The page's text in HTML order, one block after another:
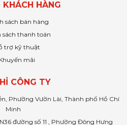
KHÁCH HÀNG
sách bán hàng
sách thanh toán
trợ kỹ thuật
mãi
CÔNG TY
Phường Vườn Lài, Thành phố Hồ Chí
Minh
đường số 11 , Phường Đông Hưng